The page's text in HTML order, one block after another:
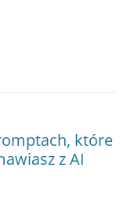
które
z AI